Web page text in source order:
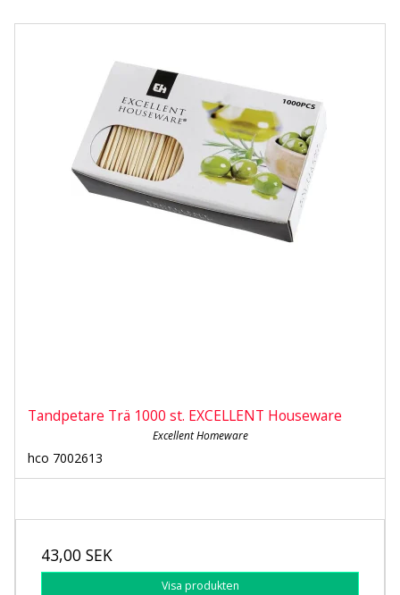
Tandpetare Trä 1000 st. EXCELLENT Houseware
Excellent Homeware
hco 7002613
43,00 SEK
Visa produkten